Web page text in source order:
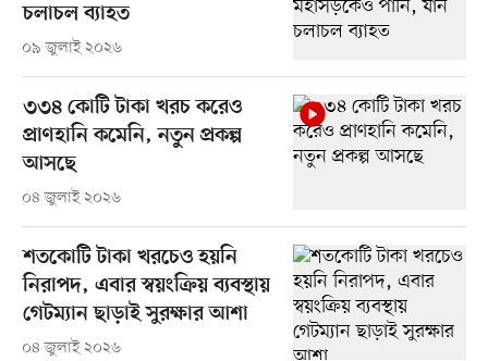
চলাচল ব্যাহত
০৯ জুলাই ২০২৬
৩৩৪ কোটি টাকা খরচ করেও
প্রাণহানি কমেনি, নতুন প্রকল্প
আসছে
০৪ জুলাই ২০২৬
শতকোটি টাকা খরচেও হয়নি
নিরাপদ, এবার স্বয়ংক্রিয় ব্যবস্থায়
গেটম্যান ছাড়াই সুরক্ষার আশা
০৪ জুলাই ২০২৬